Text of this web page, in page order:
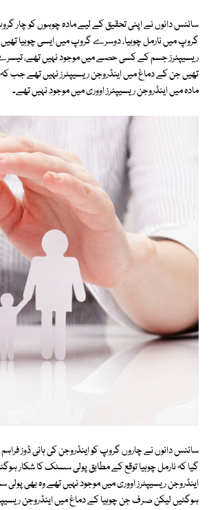
سائنس دانوں نے اپنی تحقیق کے لیے مادہ چوہوں کو چار
گروپ میں نارمل چوہیا، دوسرے گروپ میں ایسی چوہیا
ریسیپٹرز جسم کے کسی حصے میں موجود نہیں تھے،
تھیں جن کے دماغ میں اینڈروجن ریسیپٹرز نہیں تھے جب
مادہ میں اینڈروجن ریسیپٹرز اووری میں موجود نہیں تھے۔
سائنس دانوں نے چاروں گروپ کو اینڈروجن کی ہائی ڈوز
گیا کہ نارمل چوہیا توقع کے مطابق پولی سسٹک کا شکار
اینڈروجن ریسیپٹرز اووری میں موجود نہیں تھے وہ بھی
ہوگئیں لیکن صرف جن چوہیا کے دماغ میں اینڈروجن